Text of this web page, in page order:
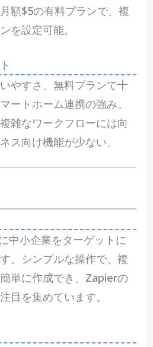
月額$5の有料プランで、複
を設定可能。
いやすさ、無料プランで十
ートホーム連携の強み。
複雑なワークフローには向
ス向け機能が少ない。
中小企業をターゲットに
。シンプルな操作で、複
単に作成でき、Zapierの
目を集めています。